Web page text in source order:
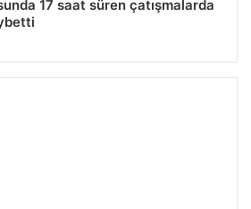
17 saat süren çatışmalarda